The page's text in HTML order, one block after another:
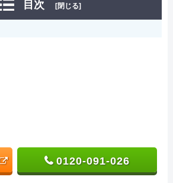
目次 [閉じる]
0120-091-026